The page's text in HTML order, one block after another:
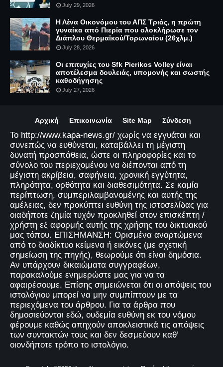
July 29, 2026
Η Λένα Οικονόμου του ΑΠΣ Τριάς, η πρώτη
γυναίκα από Πιερία που ολοκλήρωσε τον
Διάπλου Θερμαϊκού/Τορωναίου (26χλμ.)
July 28, 2026
Οι επιτυχίες του Sfk Pierikos Volley είναι
αποτέλεσμα δουλειάς, υπομονής και σωστής
καθοδήγησης
July 27, 2026
Αρχική Επικοινωνία Site Map Σύνδεση
Το http://www.kapa-news.gr/ χωρίς να εγγυάται και
συνεπώς να ευθύνεται, καταβάλλει τη μέγιστη
δυνατή προσπάθεια, ώστε οι πληροφορίες και το
σύνολο του περιεχομένου να διέπονται από τη
μέγιστη ακρίβεια, σαφήνεια, χρονική εγγύτητα,
πληρότητα, ορθότητα και διαθεσιμότητα. Σε καμία
περίπτωση, συμπεριλαμβανομένης και αυτής της
αμέλειας, δεν προκύπτει ευθύνη της ιστοσελίδας για
οιαδήποτε ζημία τυχόν προκληθεί στον επισκέπτη /
χρήστη εξ αφορμής αυτής της χρήσης του δικτυακού
μας τόπου. ΕΠΙΣΗΜΑΝΣΗ: Ορισμένα αναρτώμενα
από το διαδίκτυο κείμενα ή εικόνες (με σχετική
σημείωση της πηγής), θεωρούμε ότι είναι δημόσια.
Αν υπάρχουν δικαιώματα συγγραφέων,
παρακαλούμε ενημερώστε μας για να τα
αφαιρέσουμε. Επίσης σημειώνεται ότι οι απόψεις του
ιστολόγιου μπορεί να μην συμπίπτουν με τα
περιεχόμενα του άρθρου. Για τα άρθρα που
δημοσιεύονται εδώ, ουδεμία ευθύνη εκ του νόμου
φέρουμε καθώς απηχούν αποκλειστικά τις απόψεις
των συντακτών τους και δεν δεσμεύουν καθ’
οιονδήποτε τρόπο το ιστολόγιο.